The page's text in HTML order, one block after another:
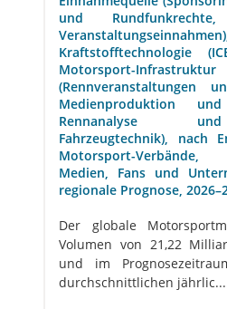
und
Kraftstofftechnologie
Motorsport-
(Rennveranstaltungen
Medienproduktion
Rennanalyse
Fahrzeugtechnik), nach
Motorsport-
Medien, Fans und
regionale Prognose,
Der globale
Volumen von 21,22
und im
durchschnittlichen